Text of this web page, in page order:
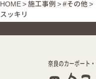
HOME>施工事例 >#その他>
スッキリ